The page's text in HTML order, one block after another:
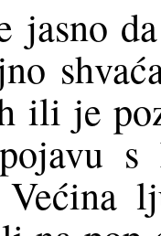
jasno
ili je
s
Većina